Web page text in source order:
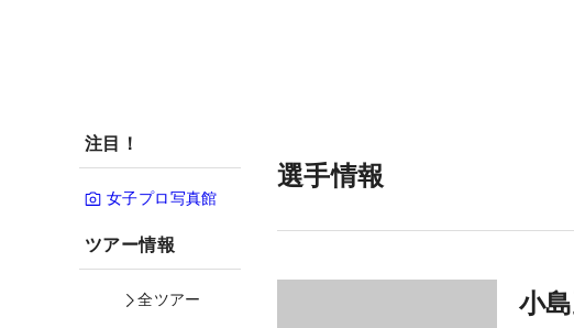
注目！
女子プロ写真館
ツアー情報
全ツアー
選手情報
小